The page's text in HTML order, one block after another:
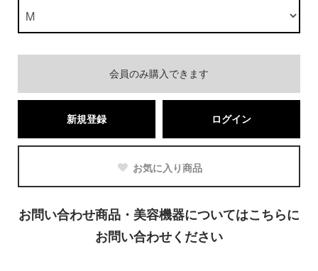
会員のみ購入できます
新規登録 ログイン
お気に入り商品
お問い合わせ商品・美容機器についてはこちらに
お問い合わせください